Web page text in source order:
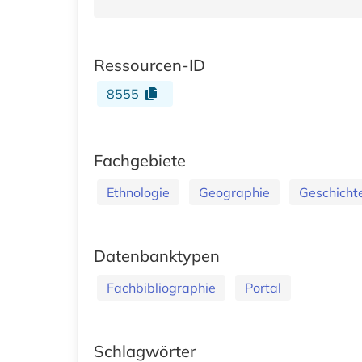
Ressourcen-ID
8555
Fachgebiete
Ethnologie Geographie
Datenbanktypen
Fachbibliographie Portal
Schlagwörter